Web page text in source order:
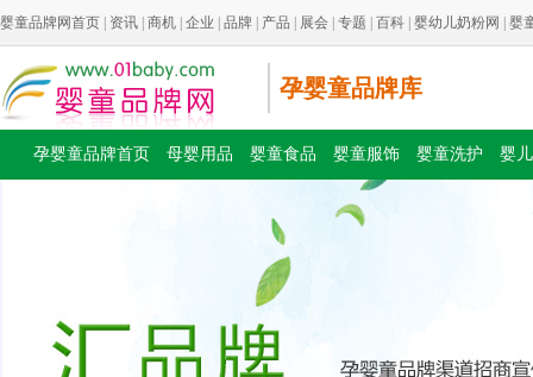
婴童品牌网首页 资讯 商机 企业 品牌 产品 展会 专题 百科 婴幼儿奶粉网 婴
孕婴童品牌库
孕婴童品牌首页 母婴用品 婴童食品 婴童服饰 婴童洗护 婴